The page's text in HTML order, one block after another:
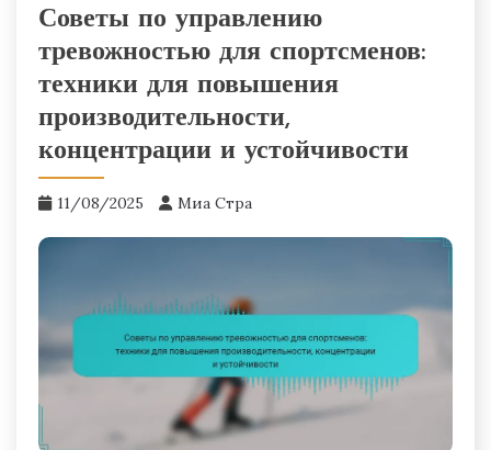
Советы по управлению
тревожностью для спортсменов:
техники для повышения
производительности,
концентрации и устойчивости
11/08/2025 Миа Стра